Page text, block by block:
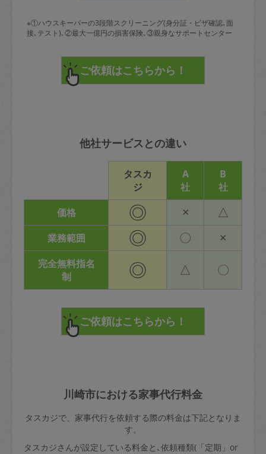
※①ハウスキーパーの3段階スクリーニング(身分証・ビザ確認､面
接､テスト)､②最大一億円の損害保険､③親身なサポートセンター
他社サービスとの違い
タスカ
ジ
A
社
B
社
価格
◎ × △
業務範囲 ◎ 〇 ×
完全無料指名
制
◎ △ 〇
川崎市における家事代行料金
タスカジで、家事代行を依頼する際の料金は下記となりま
す。
タスカジさんが設定している料金と､依頼種類(「定期」or